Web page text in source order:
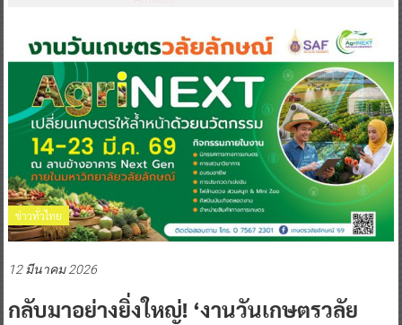
ข่าวทั่วไทย
12 มีนาคม 2026
กลับมาอย่างยิ่งใหญ่! ‘งานวันเกษตรวลัย